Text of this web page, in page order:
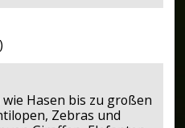
Hasen bis zu großen
Zebras und